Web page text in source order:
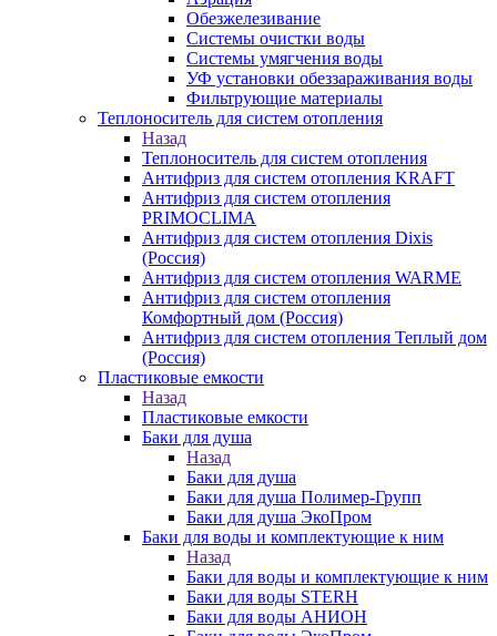
Обезжелезивание
Системы очистки воды
Системы умягчения воды
УФ установки обеззараживания воды
Фильтрующие материалы
Теплоноситель для систем отопления
Назад
Теплоноситель для систем отопления
Антифриз для систем отопления KRAFT
Антифриз для систем отопления
PRIMOCLIMA
Антифриз для систем отопления Dixis
(Россия)
Антифриз для систем отопления WARME
Антифриз для систем отопления
Комфортный дом (Россия)
Антифриз для систем отопления Теплый дом
(Россия)
Пластиковые емкости
Назад
Пластиковые емкости
Баки для душа
Назад
Баки для душа
Баки для душа Полимер-Групп
Баки для душа ЭкоПром
Баки для воды и комплектующие к ним
Назад
Баки для воды и комплектующие к ним
Баки для воды STERH
Баки для воды АНИОН